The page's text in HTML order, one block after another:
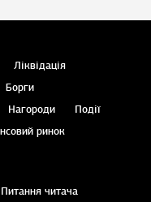
Ліквідація
Борги
Нагороди
Події
ринок
Питання читача